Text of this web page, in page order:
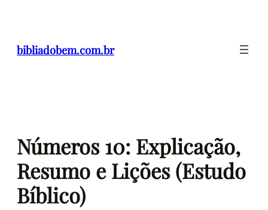
conteúdo
bibliadobem.com.br
Números 10: Explicação,
Resumo e Lições (Estudo
Bíblico)